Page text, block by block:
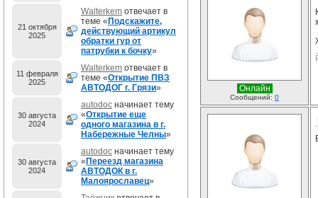
21 октября
2025
Walterkem отвечает в
теме « Подскажите,
действующий артикул
обратки гур от
патрубки к бочку»
11 февраля
2025
Walterkem отвечает в
теме «Открытие ПВЗ
АВТОДОГ г. Грязи»
30 августа
2024
autodoc начинает тему
«Открытие еще
одного магазина в г.
Набережные Челны»
30 августа
2024
autodoc начинает тему
« Переезд магазина
АВТОДОК в г.
Малоярославец»
Онлайн
Сообщений: 0